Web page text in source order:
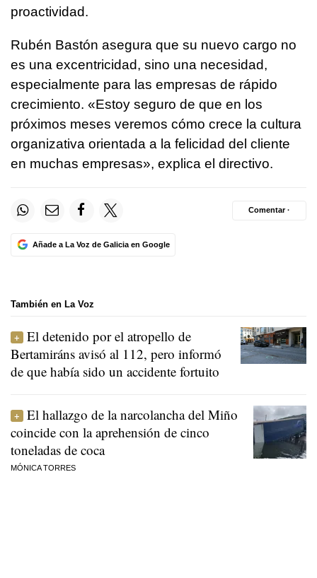
proactividad.
Rubén Bastón asegura que su nuevo cargo no
es una excentricidad, sino una necesidad,
especialmente para las empresas de rápido
crecimiento. «Estoy seguro de que en los
próximos meses veremos cómo crece la cultura
organizativa orientada a la felicidad del cliente
en muchas empresas», explica el directivo.
Añade a La Voz de Galicia en Google
Comentar ·
También en La Voz
El detenido por el atropello de
Bertamiráns avisó al 112, pero informó
de que había sido un accidente fortuito
El hallazgo de la narcolancha del Miño
coincide con la aprehensión de cinco
toneladas de coca
MÓNICA TORRES